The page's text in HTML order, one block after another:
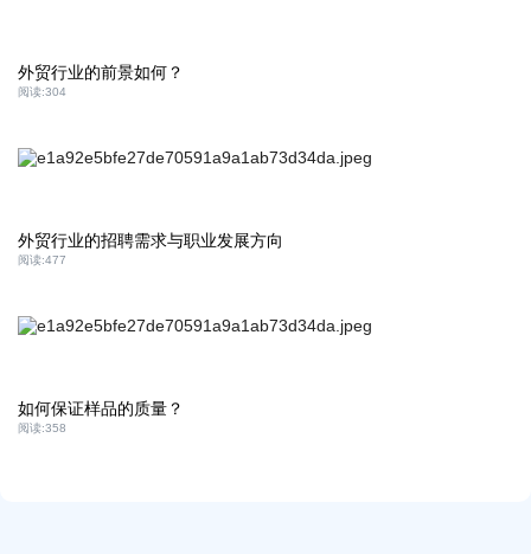
外贸行业的前景如何？
阅读:304
外贸行业的招聘需求与职业发展方向
阅读:477
如何保证样品的质量？
阅读:358